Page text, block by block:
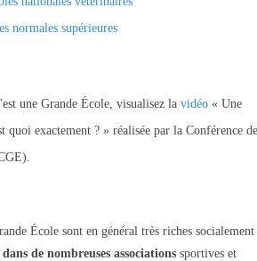
normales supérieures
une Grande École, visualisez la vidéo « Une
quoi exactement ? » réalisée par la Conférence
École sont en général très riches socialement
dans de nombreuses associations sportives et